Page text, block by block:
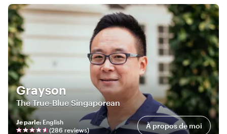
Grayson
The True-Blue Singaporean
Je parle: English
(286 reviews) À propos de moi